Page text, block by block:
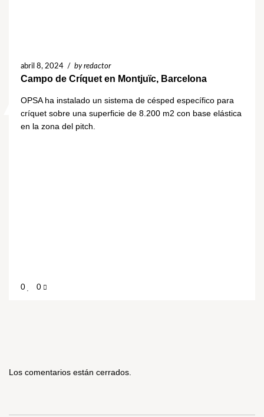
abril 8, 2024 / by redactor
Campo de Críquet en Montjuïc, Barcelona
OPSA ha instalado un sistema de césped específico para
críquet sobre una superficie de 8.200 m2 con base elástica
en la zona del pitch.
0 0
Los comentarios están cerrados.